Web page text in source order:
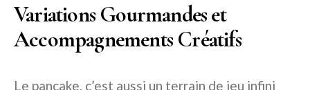
Variations Gourmandes et
Accompagnements Créatifs
Le pancake, c’est aussi un terrain de jeu infini